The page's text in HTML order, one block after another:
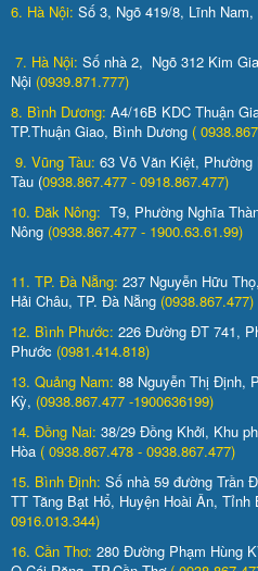
6. Hà Nội: Số 3, Ngõ 419/8, Lĩnh
7. Hà Nội: Số nhà 2, Ngõ 312 Kim
Nội (0939.871.777)
8. Bình Dương: A4/16B KDC Thuận
TP.Thuận Giao, Bình Dương (
9. Vũng Tàu: 63 Võ Văn Kiệt, Phường
Tàu (0938.867.477 - 0918.867.477)
10. Đăk Nông: T9, Phường Nghĩa
Nông (0938.867.477 - 1900.63.61.99)
11. TP. Đà Nẵng: 237 Nguyễn Hữu
Hải Châu, TP. Đà Nẵng (0938.867.477)
12. Bình Phước: 226 Đường ĐT 741,
Phước (0981.414.818)
13. Quảng Nam: 88 Nguyễn Thị Định,
Kỳ, (0938.867.477 -1900636199)
14. Đồng Nai: 38/29 Đồng Khởi, Khu
Hòa ( 0938.867.478 -
15. Bình Định: Số nhà 59 đường Trần
TT Tăng Bạt Hổ, Huyện Hoài Ân, Tỉnh
0916.013.344)
16. Cần Thơ: 280 Đường Phạm Hùng